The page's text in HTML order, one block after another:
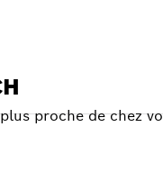
proche de chez